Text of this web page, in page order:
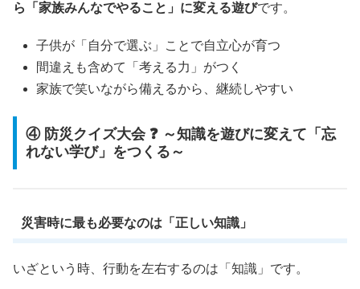
ら「家族みんなでやること」に変える遊びです。
子供が「自分で選ぶ」ことで自立心が育つ
間違えも含めて「考える力」がつく
家族で笑いながら備えるから、継続しやすい
④ 防災クイズ大会 ❓ ～知識を遊びに変えて「忘
れない学び」をつくる～
災害時に最も必要なのは「正しい知識」
いざという時、行動を左右するのは「知識」です。